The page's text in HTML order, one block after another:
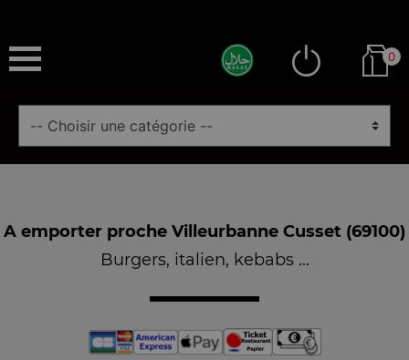
0
A emporter proche Villeurbanne Cusset (69100)
Burgers, italien, kebabs ...